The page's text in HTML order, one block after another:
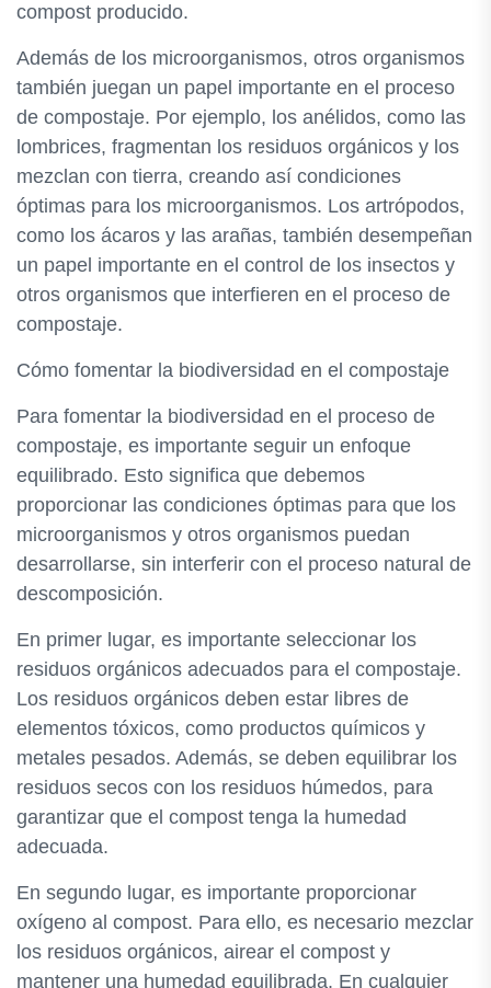
compost producido.
Además de los microorganismos, otros organismos
también juegan un papel importante en el proceso
de compostaje. Por ejemplo, los anélidos, como las
lombrices, fragmentan los residuos orgánicos y los
mezclan con tierra, creando así condiciones
óptimas para los microorganismos. Los artrópodos,
como los ácaros y las arañas, también desempeñan
un papel importante en el control de los insectos y
otros organismos que interfieren en el proceso de
compostaje.
Cómo fomentar la biodiversidad en el compostaje
Para fomentar la biodiversidad en el proceso de
compostaje, es importante seguir un enfoque
equilibrado. Esto significa que debemos
proporcionar las condiciones óptimas para que los
microorganismos y otros organismos puedan
desarrollarse, sin interferir con el proceso natural de
descomposición.
En primer lugar, es importante seleccionar los
residuos orgánicos adecuados para el compostaje.
Los residuos orgánicos deben estar libres de
elementos tóxicos, como productos químicos y
metales pesados. Además, se deben equilibrar los
residuos secos con los residuos húmedos, para
garantizar que el compost tenga la humedad
adecuada.
En segundo lugar, es importante proporcionar
oxígeno al compost. Para ello, es necesario mezclar
los residuos orgánicos, airear el compost y
mantener una humedad equilibrada. En cualquier